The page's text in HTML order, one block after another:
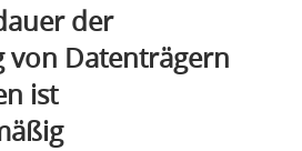
der
von Datenträgern
ist